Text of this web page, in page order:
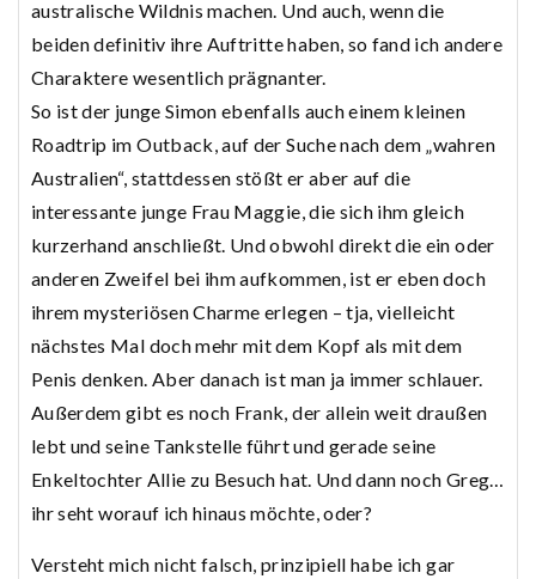
australische Wildnis machen. Und auch, wenn die
beiden definitiv ihre Auftritte haben, so fand ich andere
Charaktere wesentlich prägnanter.
So ist der junge Simon ebenfalls auch einem kleinen
Roadtrip im Outback, auf der Suche nach dem „wahren
Australien“, stattdessen stößt er aber auf die
interessante junge Frau Maggie, die sich ihm gleich
kurzerhand anschließt. Und obwohl direkt die ein oder
anderen Zweifel bei ihm aufkommen, ist er eben doch
ihrem mysteriösen Charme erlegen – tja, vielleicht
nächstes Mal doch mehr mit dem Kopf als mit dem
Penis denken. Aber danach ist man ja immer schlauer.
Außerdem gibt es noch Frank, der allein weit draußen
lebt und seine Tankstelle führt und gerade seine
Enkeltochter Allie zu Besuch hat. Und dann noch Greg…
ihr seht worauf ich hinaus möchte, oder?
Versteht mich nicht falsch, prinzipiell habe ich gar